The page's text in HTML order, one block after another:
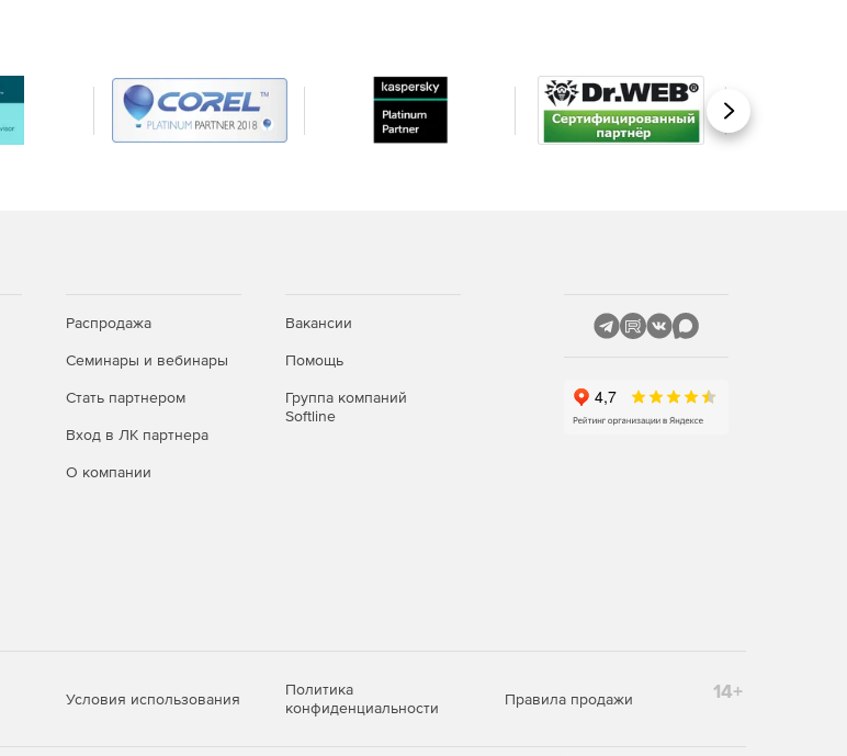
Вперед
Распродажа
Семинары и вебинары
Стать партнером
Вход в ЛК партнера
О компании
Вакансии
Помощь
Группа компаний
Softline
Условия использования
Политика
конфиденциальности
Правила продажи 14+